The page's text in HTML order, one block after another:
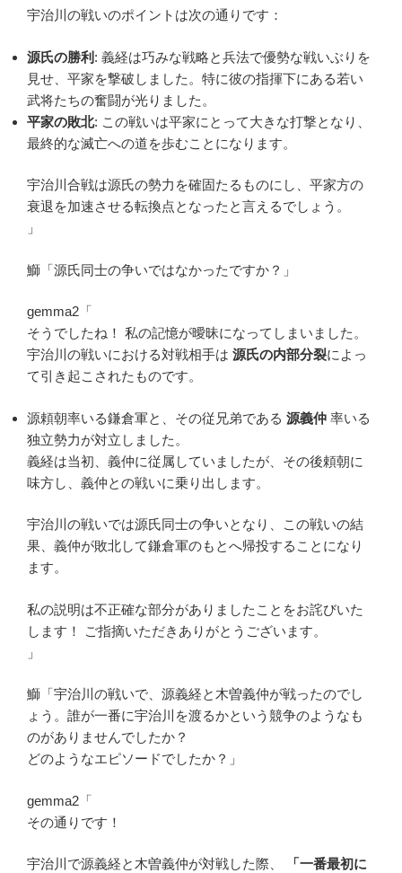
宇治川の戦いのポイントは次の通りです：
源氏の勝利 : 義経は巧みな戦略と兵法で優勢な戦いぶりを
見せ、平家を撃破しました。特に彼の指揮下にある若い
武将たちの奮闘が光りました。
平家の敗北: この戦いは平家にとって大きな打撃となり、
最終的な滅亡への道を歩むことになります。
宇治川合戦は源氏の勢力を確固たるものにし、平家方の
衰退を加速させる転換点となったと言えるでしょう。
」
鰤「源氏同士の争いではなかったですか？」
gemma2「
そうでしたね！ 私の記憶が曖昧になってしまいました。
宇治川の戦いにおける対戦相手は 源氏の内部分裂によっ
て引き起こされたものです。
源頼朝率いる鎌倉軍と、その従兄弟である 源義仲 率いる
独立勢力が対立しました。
義経は当初、義仲に従属していましたが、その後頼朝に
味方し、義仲との戦いに乗り出します。
宇治川の戦いでは源氏同士の争いとなり、この戦いの結
果、義仲が敗北して鎌倉軍のもとへ帰投することになり
ます。
私の説明は不正確な部分がありましたことをお詫びいた
します！ ご指摘いただきありがとうございます。
」
鰤「宇治川の戦いで、源義経と木曽義仲が戦ったのでし
ょう。誰が一番に宇治川を渡るかという競争のようなも
のがありませんでしたか？
どのようなエピソードでしたか？」
gemma2「
その通りです！
宇治川で源義経と木曽義仲が対戦した際、
「一番最初に